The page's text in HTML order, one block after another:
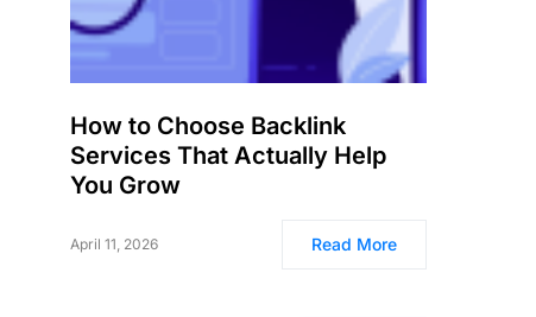
How to Choose Backlink
Services That Actually Help
You Grow
April 11, 2026 Read More